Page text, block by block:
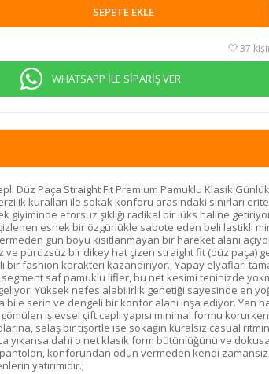
SEPETE EKLE
37
WHATSAPP İLE SİPARİŞ VER
Düz Paça Straight Fit Premium Pamuklu Klasik
kuralları ile sokak konforu arasındaki sınırları
giyiminde eforsuz şıklığı radikal bir lüks haline
esnek bir özgürlükle sabote eden beli lastikli
gün boyu kısıtlanmayan bir hareket alanı
ve pürüzsüz bir dikey hat çizen straight fit (düz paça)
bir fashion karakteri kazandırıyor.; Yapay elyafları
segment saf pamuklu lifler, bu net kesimi teninizde
Yüksek nefes alabilirlik genetiği sayesinde en
bile serin ve dengeli bir konfor alanı inşa ediyor. Yan
işlevsel çift cepli yapısı minimal formu
salaş bir tişörtle ise sokağın kuralsız casual
yıkansa dahi o net klasik form bütünlüğünü ve
konforundan ödün vermeden kendi
yatırımıdır.;